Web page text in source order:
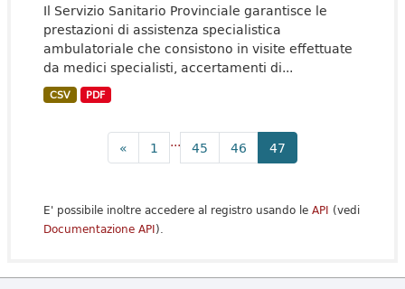
Il Servizio Sanitario Provinciale garantisce le
prestazioni di assistenza specialistica
ambulatoriale che consistono in visite effettuate
da medici specialisti, accertamenti di...
CSV PDF
« 1 ... 45 46 47
E' possibile inoltre accedere al registro usando le API (vedi
Documentazione API).